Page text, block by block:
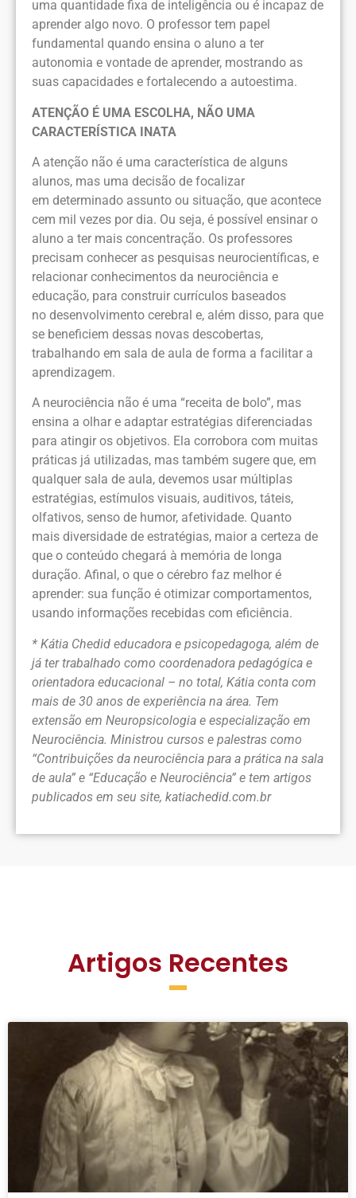
uma quantidade fixa de inteligência ou é incapaz de
aprender algo novo. O professor tem papel
fundamental quando ensina o aluno a ter
autonomia e vontade de aprender, mostrando as
suas capacidades e fortalecendo a autoestima.
ATENÇÃO É UMA ESCOLHA, NÃO UMA
CARACTERÍSTICA INATA
A atenção não é uma característica de alguns
alunos, mas uma decisão de focalizar
em determinado assunto ou situação, que acontece
cem mil vezes por dia. Ou seja, é possível ensinar o
aluno a ter mais concentração. Os professores
precisam conhecer as pesquisas neurocientíficas, e
relacionar conhecimentos da neurociência e
educação, para construir currículos baseados
no desenvolvimento cerebral e, além disso, para que
se beneficiem dessas novas descobertas,
trabalhando em sala de aula de forma a facilitar a
aprendizagem.
A neurociência não é uma “receita de bolo”, mas
ensina a olhar e adaptar estratégias diferenciadas
para atingir os objetivos. Ela corrobora com muitas
práticas já utilizadas, mas também sugere que, em
qualquer sala de aula, devemos usar múltiplas
estratégias, estímulos visuais, auditivos, táteis,
olfativos, senso de humor, afetividade. Quanto
mais diversidade de estratégias, maior a certeza de
que o conteúdo chegará à memória de longa
duração. Afinal, o que o cérebro faz melhor é
aprender: sua função é otimizar comportamentos,
usando informações recebidas com eficiência.
* Kátia Chedid educadora e psicopedagoga, além de
já ter trabalhado como coordenadora pedagógica e
orientadora educacional – no total, Kátia conta com
mais de 30 anos de experiência na área. Tem
extensão em Neuropsicologia e especialização em
Neurociência. Ministrou cursos e palestras como
“Contribuições da neurociência para a prática na sala
de aula” e “Educação e Neurociência” e tem artigos
publicados em seu site, katiachedid.com.br
Artigos Recentes